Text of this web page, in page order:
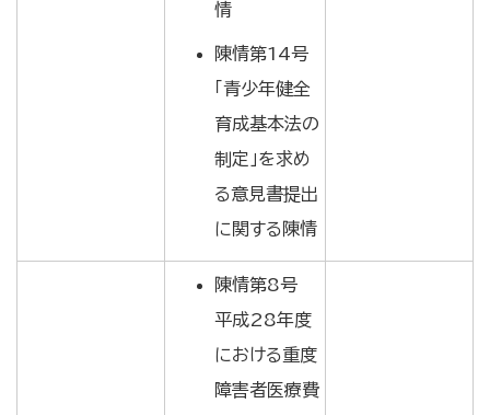
情
陳情第14号
「青少年健全
育成基本法の
制定」を求め
る意見書提出
に関する陳情
陳情第8号
平成28年度
における重度
障害者医療費